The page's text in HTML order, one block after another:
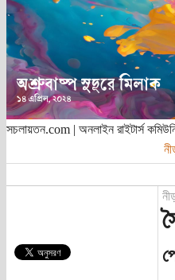
সচলায়তন.com | অনলাইন রাইটার্স